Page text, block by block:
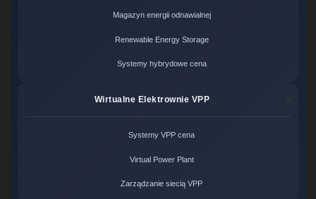
Magazyn energii odnawialnej
Renewable Energy Storage
Systemy hybrydowe cena
Wirtualne Elektrownie VPP
Systemy VPP cena
Virtual Power Plant
Zarządzanie siecią VPP